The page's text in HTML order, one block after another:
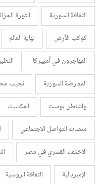
الثقافة السورية
الثورة
كوكب الأرض
نهاية العالم
المهاجرون في أمييركا
المعارضة السورية
نجيب
واشنطن بوست
المكسيك
منصات التواصل الاجتماعي
الاختفاء القسري في مصر
الإمبريالية
الثقافة الروسية